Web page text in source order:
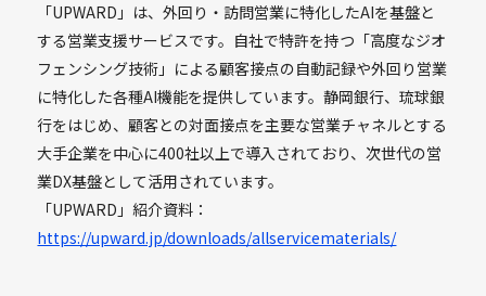
「UPWARD」は、外回り・訪問営業に特化したAIを基盤と
する営業支援サービスです。自社で特許を持つ「高度なジオ
フェンシング技術」による顧客接点の自動記録や外回り営業
に特化した各種AI機能を提供しています。静岡銀行、琉球銀
行をはじめ、顧客との対面接点を主要な営業チャネルとする
大手企業を中心に400社以上で導入されており、次世代の営
業DX基盤として活用されています。
「UPWARD」紹介資料：
https://upward.jp/downloads/allservicematerials/